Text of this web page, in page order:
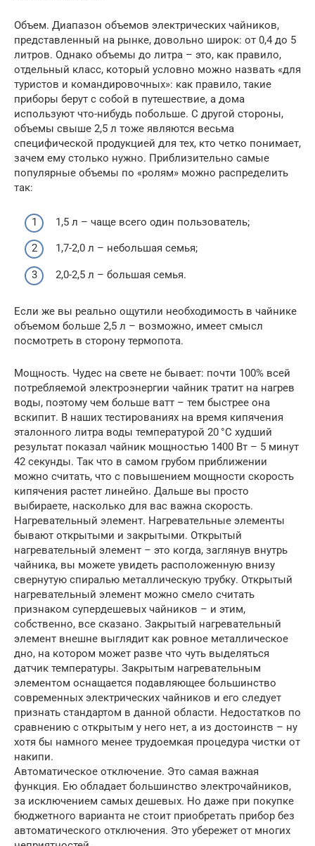
Объем. Диапазон объемов электрических чайников,
представленный на рынке, довольно широк: от 0,4 до 5
литров. Однако объемы до литра – это, как правило,
отдельный класс, который условно можно назвать «для
туристов и командировочных»: как правило, такие
приборы берут с собой в путешествие, а дома
используют что-нибудь побольше. С другой стороны,
объемы свыше 2,5 л тоже являются весьма
специфической продукцией для тех, кто четко понимает,
зачем ему столько нужно. Приблизительно самые
популярные объемы по «ролям» можно распределить
так:
1,5 л – чаще всего один пользователь;
1,7-2,0 л – небольшая семья;
2,0-2,5 л – большая семья.
Если же вы реально ощутили необходимость в чайнике
объемом больше 2,5 л – возможно, имеет смысл
посмотреть в сторону термопота.
Мощность. Чудес на свете не бывает: почти 100% всей
потребляемой электроэнергии чайник тратит на нагрев
воды, поэтому чем больше ватт – тем быстрее она
вскипит. В наших тестированиях на время кипячения
эталонного литра воды температурой 20 °C худший
результат показал чайник мощностью 1400 Вт – 5 минут
42 секунды. Так что в самом грубом приближении
можно считать, что с повышением мощности скорость
кипячения растет линейно. Дальше вы просто
выбираете, насколько для вас важна скорость.
Нагревательный элемент. Нагревательные элементы
бывают открытыми и закрытыми. Открытый
нагревательный элемент – это когда, заглянув внутрь
чайника, вы можете увидеть расположенную внизу
свернутую спиралью металлическую трубку. Открытый
нагревательный элемент можно смело считать
признаком супердешевых чайников – и этим,
собственно, все сказано. Закрытый нагревательный
элемент внешне выглядит как ровное металлическое
дно, на котором может разве что чуть выделяться
датчик температуры. Закрытым нагревательным
элементом оснащается подавляющее большинство
современных электрических чайников и его следует
признать стандартом в данной области. Недостатков по
сравнению с открытым у него нет, а из достоинств – ну
хотя бы намного менее трудоемкая процедура чистки от
накипи.
Автоматическое отключение. Это самая важная
функция. Ею обладает большинство электрочайников,
за исключением самых дешевых. Но даже при покупке
бюджетного варианта не стоит приобретать прибор без
автоматического отключения. Это убережет от многих